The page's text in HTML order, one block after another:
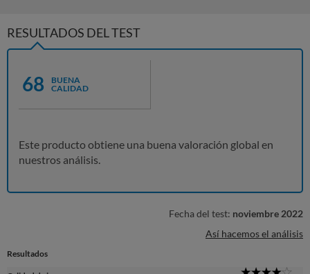
RESULTADOS DEL TEST
68
BUENA
CALIDAD
Este producto obtiene una buena valoración global en
nuestros análisis.
Fecha del test: noviembre 2022
Así hacemos el análisis
Resultados